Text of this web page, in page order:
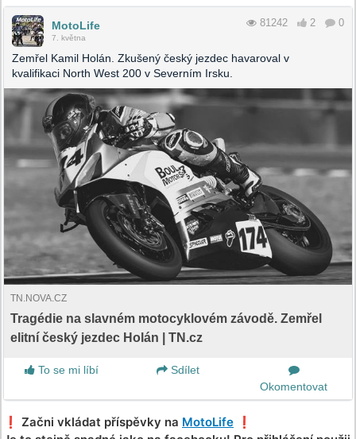
MotoLife
7. května
81242 2 0
Zemřel Kamil Holán. Zkušený český jezdec havaroval v
kvalifikaci North West 200 v Severním Irsku.
TN.NOVA.CZ
Tragédie na slavném motocyklovém závodě. Zemřel
elitní český jezdec Holán | TN.cz
To se mi líbí
Sdílet
Okomentovat
❗️ Začni vkládat příspěvky na MotoLife ❗️